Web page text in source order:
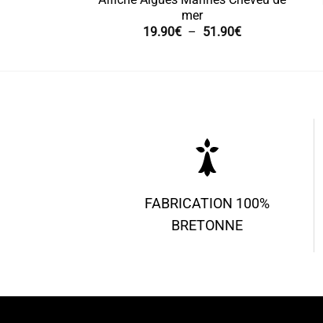
mer
19.90€ – 51.90€Plage
FABRICATION 100%
BRETONNE